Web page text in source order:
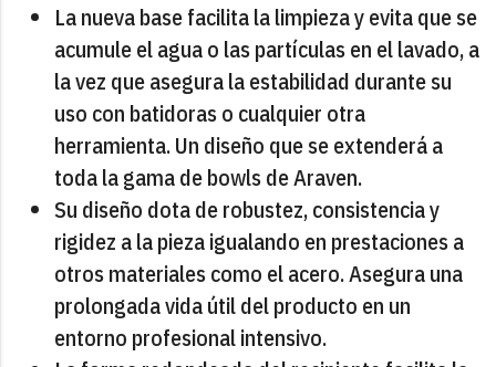
La nueva base facilita la limpieza y evita que se
acumule el agua o las partículas en el lavado, a
la vez que asegura la estabilidad durante su
uso con batidoras o cualquier otra
herramienta. Un diseño que se extenderá a
toda la gama de bowls de Araven.
Su diseño dota de robustez, consistencia y
rigidez a la pieza igualando en prestaciones a
otros materiales como el acero. Asegura una
prolongada vida útil del producto en un
entorno profesional intensivo.